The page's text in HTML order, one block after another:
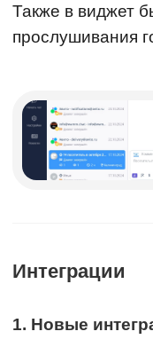
Также в виджет
прослушивания
Интеграции
1. Новые